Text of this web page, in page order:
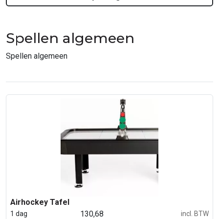
Spellen algemeen
Spellen algemeen
Airhockey Tafel
1 dag 130,68
incl. BTW